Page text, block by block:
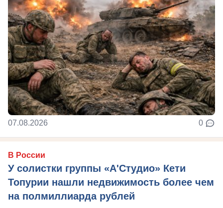
07.08.2026 0
В России
У солистки группы «А'Студио» Кети
Топурии нашли недвижимость более чем
на полмиллиарда рублей